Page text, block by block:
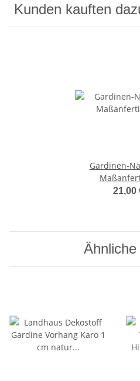
Kunden kauften
Gardinen-
21,00
Ähnliche